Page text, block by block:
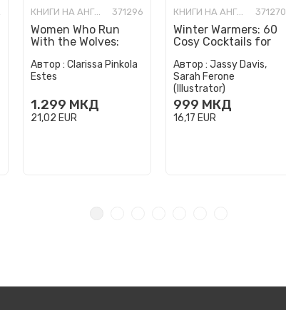
КНИГИ НА АНГЛИСКИ ЈАЗИК 371296
Women Who Run
With the Wolves:
the Wild Woman
Archetype
Автор : Clarissa Pinkola
Estes
1.299 МКД
21,02 EUR
КНИГИ НА АНГЛИСКИ ЈАЗИК 371270
Winter Warmers: 60
Cosy Cocktails for
Автор : Jassy Davis,
Sarah Ferone
(Illustrator)
999 МКД
16,17 EUR